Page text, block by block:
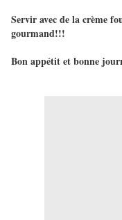
Servir avec de la crème
gourmand!!!
Bon appétit et bonne